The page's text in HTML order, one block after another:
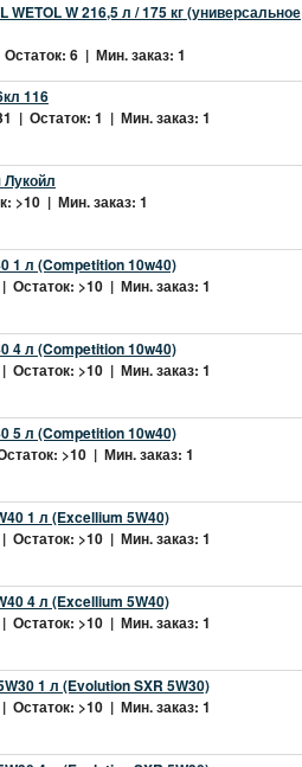
W 216,5 л / 175 кг (универсальное
6 | Мин. заказ: 1
116
| Остаток: 1 | Мин. заказ: 1
Лукойл
>10 | Мин. заказ: 1
1 л (Competition 10w40)
>10 | Мин. заказ: 1
4 л (Competition 10w40)
>10 | Мин. заказ: 1
5 л (Competition 10w40)
>10 | Мин. заказ: 1
1 л (Excellium 5W40)
>10 | Мин. заказ: 1
4 л (Excellium 5W40)
>10 | Мин. заказ: 1
1 л (Evolution SXR 5W30)
>10 | Мин. заказ: 1